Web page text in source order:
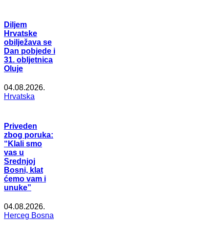
Diljem
Hrvatske
obilježava se
Dan pobjede i
31. obljetnica
Oluje
04.08.2026.
Hrvatska
Priveden
zbog poruka:
“Klali smo
vas u
Srednjoj
Bosni, klat
ćemo vam i
unuke”
04.08.2026.
Herceg Bosna